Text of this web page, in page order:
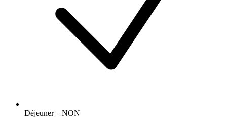
Déjeuner – NON